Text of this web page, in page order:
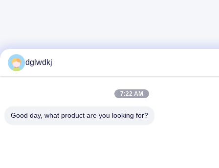
dglwdkj
7:22 AM
Good day, what product are you looking for?